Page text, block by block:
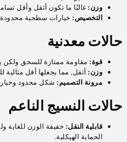
وزن: غالبًا ما تكون أثقل وأقل
التخصيص: خيارات سطحية محدودة
حالات معدنية
قوة: مقاومة ممتازة للسحق
وزن: أثقل, مما يجعلها أقل مثالية
مرونة التصميم: شكل محدود
حالات النسيج الناعم
قابلية النقل: خفيفة الوزن للغاية
الحماية الهيكلية.